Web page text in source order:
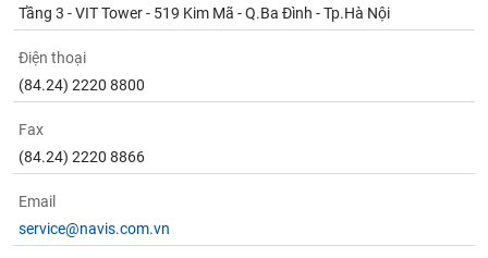
Tầng 3 - VIT Tower - 519 Kim Mã - Q.Ba Đình - Tp.Hà Nội
Điện thoại
(84.24) 2220 8800
Fax
(84.24) 2220 8866
Email
service@navis.com.vn